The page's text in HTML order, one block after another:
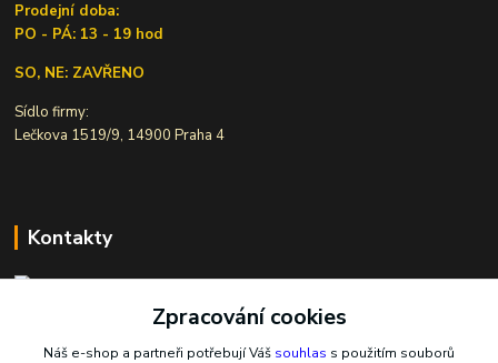
Prodejní doba:
PO - PÁ: 13 - 19 hod
SO, NE: ZAVŘENO
Sídlo firmy:
Lečkova 1519/9, 14900 Praha 4
Kontakty
Ivana Šiková
+420 607 146 238
Zpracování cookies
Náš e-shop a partneři potřebují Váš souhlas s použitím souborů